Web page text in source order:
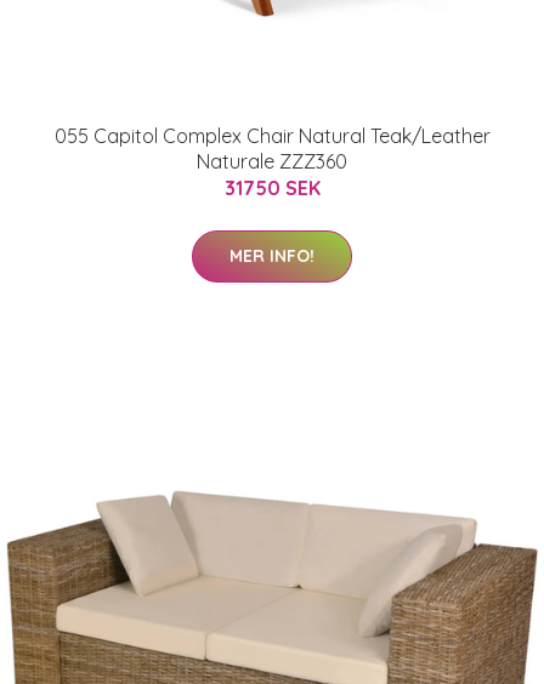
055 Capitol Complex Chair Natural Teak/Leather
Naturale ZZZ360
31750 SEK
MER INFO!